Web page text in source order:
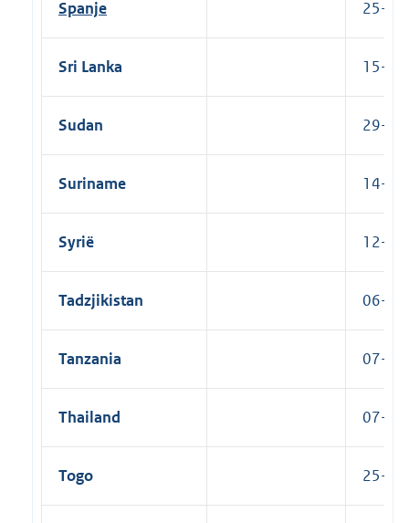
Spanje 25-
Sri Lanka 15-
Sudan 29-
Suriname 14-
Syrië 12-
Tadzjikistan 06-
Tanzania 07-
Thailand 07-
Togo 25-